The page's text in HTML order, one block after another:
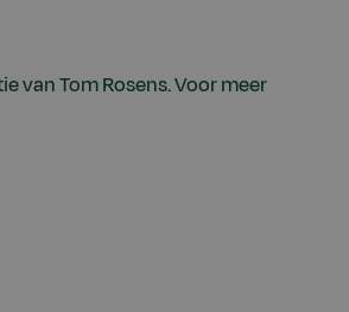
van Tom Rosens. Voor meer